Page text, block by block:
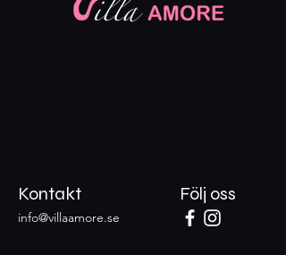
Kontakt
info@villaamore.se
Följ oss